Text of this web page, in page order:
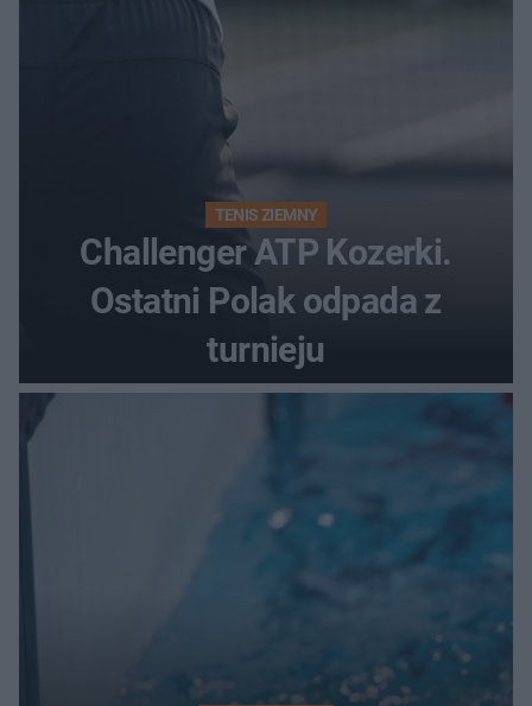
TENIS ZIEMNY
Challenger ATP Kozerki.
Ostatni Polak odpada z
turnieju